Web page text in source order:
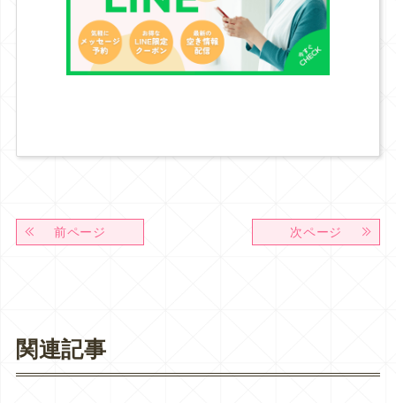
前ページ 次ページ
関連記事